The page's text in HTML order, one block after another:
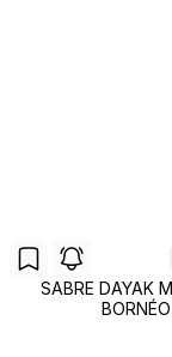
SABRE DAYAK
BORNÉO